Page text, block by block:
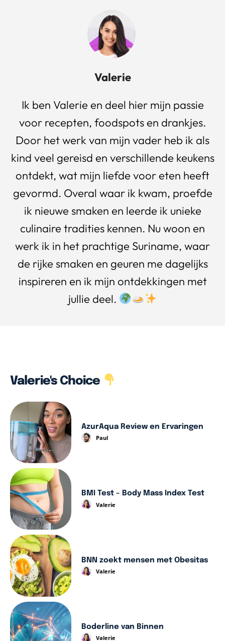
Valerie
Ik ben Valerie en deel hier mijn passie
voor recepten, foodspots en drankjes.
Door het werk van mijn vader heb ik als
kind veel gereisd en verschillende keukens
ontdekt, wat mijn liefde voor eten heeft
gevormd. Overal waar ik kwam, proefde
ik nieuwe smaken en leerde ik unieke
culinaire tradities kennen. Nu woon en
werk ik in het prachtige Suriname, waar
de rijke smaken en geuren me dagelijks
inspireren en ik mijn ontdekkingen met
jullie deel.
Valerie's Choice
AzurAqua Review en Ervaringen
Paul
BMI Test – Body Mass Index Test
Valerie
BNN zoekt mensen met Obesitas
Valerie
Boderline van Binnen
Valerie